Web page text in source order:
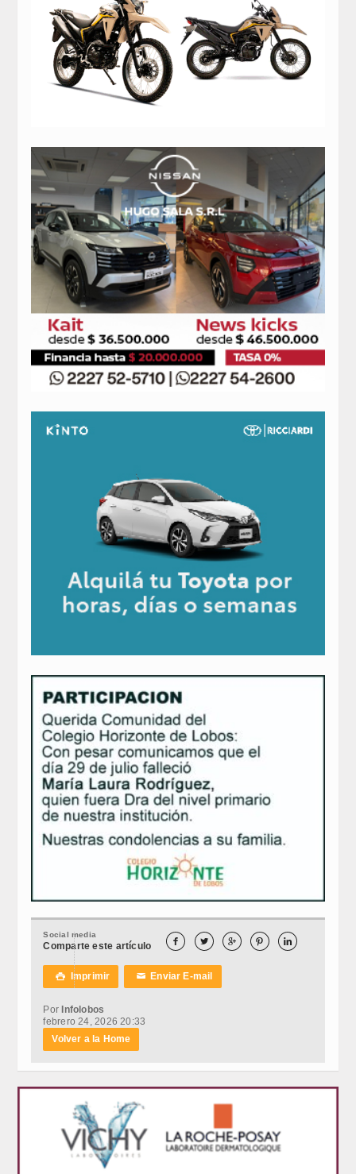
Social media
Comparte este artículo     
 Imprimir ✉Enviar E-mail
PorInfolobos
febrero 24, 2026 20:33
Volver a la Home